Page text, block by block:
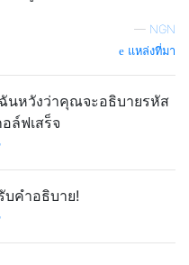
— NGN
แหล่งที่มา
นหวังว่าคุณจะอธิบายรหัส
ล์ฟเสร็จ
คำอธิบาย!